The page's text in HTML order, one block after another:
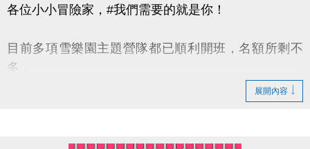
各位小小冒險家，#我們需要的就是你！
目前多項雪樂園主題營隊都已順利開班，名額所剩不
多，
還有部分課程即將開課，只差幾位小小探險家就能啟
留下最歡樂、最難忘的冬日回憶吧～
展開內容